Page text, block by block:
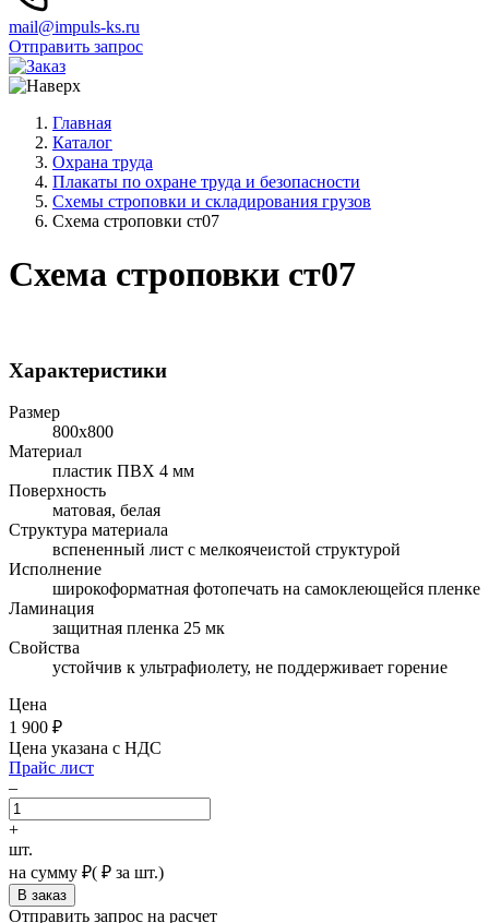
mail@impuls-ks.ru
Отправить запрос
Главная
Каталог
Охрана труда
Плакаты по охране труда и безопасности
Схемы строповки и складирования грузов
Схема строповки ст07
Схема строповки ст07
Характеристики
Размер
800x800
Материал
пластик ПВХ 4 мм
Поверхность
матовая, белая
Структура материала
вспененный лист с мелкоячеистой структурой
Исполнение
широкоформатная фотопечать на самоклеющейся пленке
Ламинация
защитная пленка 25 мк
Свойства
устойчив к ультрафиолету, не поддерживает горение
Цена
1 900 ₽
Цена указана с НДС
Прайс лист
–
+
шт.
на сумму ₽( ₽ за шт.)
Отправить запрос на расчет